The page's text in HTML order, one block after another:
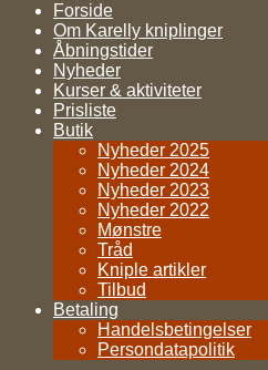
Forside
Om Karelly kniplinger
Åbningstider
Nyheder
Kurser & aktiviteter
Prisliste
Butik
Nyheder 2025
Nyheder 2024
Nyheder 2023
Nyheder 2022
Mønstre
Tråd
Kniple artikler
Tilbud
Betaling
Handelsbetingelser
Persondatapolitik